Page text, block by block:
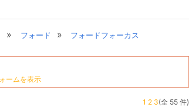
» フォード » フォードフォーカス
ームを表示
1 2 3(全 55 件)